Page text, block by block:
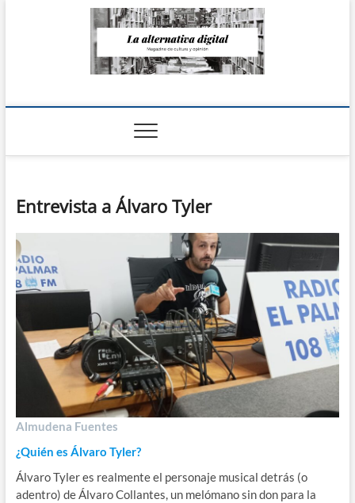
La Alternativa
Entrevista a Álvaro Tyler
Almudena Fuentes
¿Quién es Álvaro Tyler?
Álvaro Tyler es realmente el personaje musical detrás (o
adentro) de Álvaro Collantes, un melómano sin don para la